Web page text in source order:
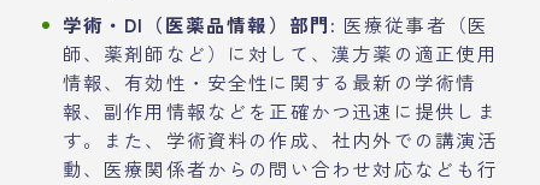
学術・DI（医薬品情報）部門: 医療従事者（医
師、薬剤師など）に対して、漢方薬の適正使用
情報、有効性・安全性に関する最新の学術情
報、副作用情報などを正確かつ迅速に提供しま
す。また、学術資料の作成、社内外での講演活
動、医療関係者からの問い合わせ対応なども行